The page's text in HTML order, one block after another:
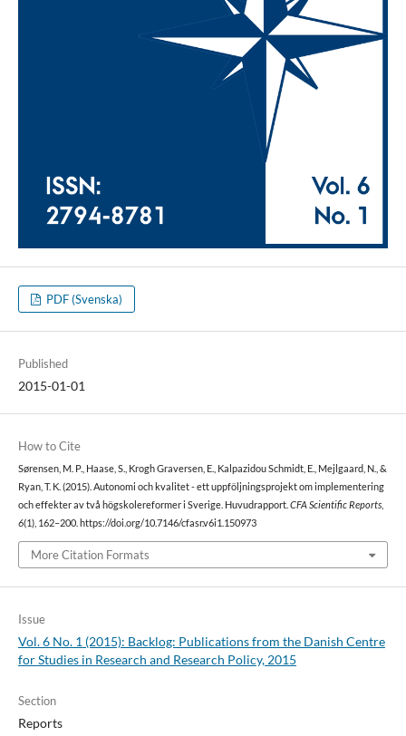
PDF (Svenska)
Published
2015-01-01
How to Cite
Sørensen, M. P., Haase, S., Krogh Graversen, E., Kalpazidou Schmidt, E., Mejlgaard, N., &
Ryan, T. K. (2015). Autonomi och kvalitet - ett uppföljningsprojekt om implementering
och effekter av två högskolereformer i Sverige. Huvudrapport. CFA Scientific Reports,
6(1), 162–200. https://doi.org/10.7146/cfasr.v6i1.150973
More Citation Formats
Issue
Vol. 6 No. 1 (2015): Backlog: Publications from the Danish Centre
for Studies in Research and Research Policy, 2015
Section
Reports